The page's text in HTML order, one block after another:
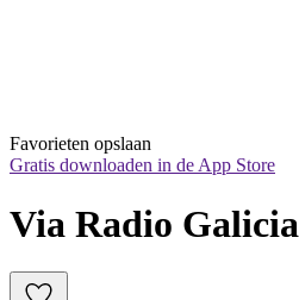
Favorieten opslaan
Gratis downloaden in de App Store
Via Radio Galicia